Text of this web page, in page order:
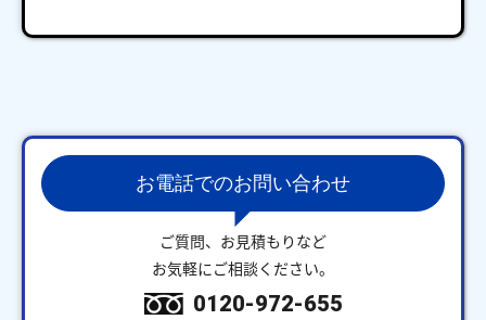
お電話でのお問い合わせ
ご質問、お見積もりなど
お気軽にご相談ください。
0120-972-655